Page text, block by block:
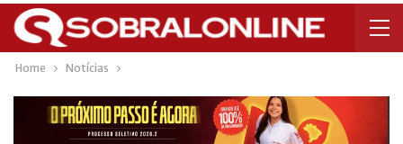
Home Notícias